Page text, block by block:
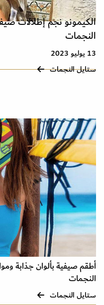
النجمات
13 يوليو 2023
ستايل النجمات
أطقم صيفية بألوان جذابة
النجمات
ستايل النجمات